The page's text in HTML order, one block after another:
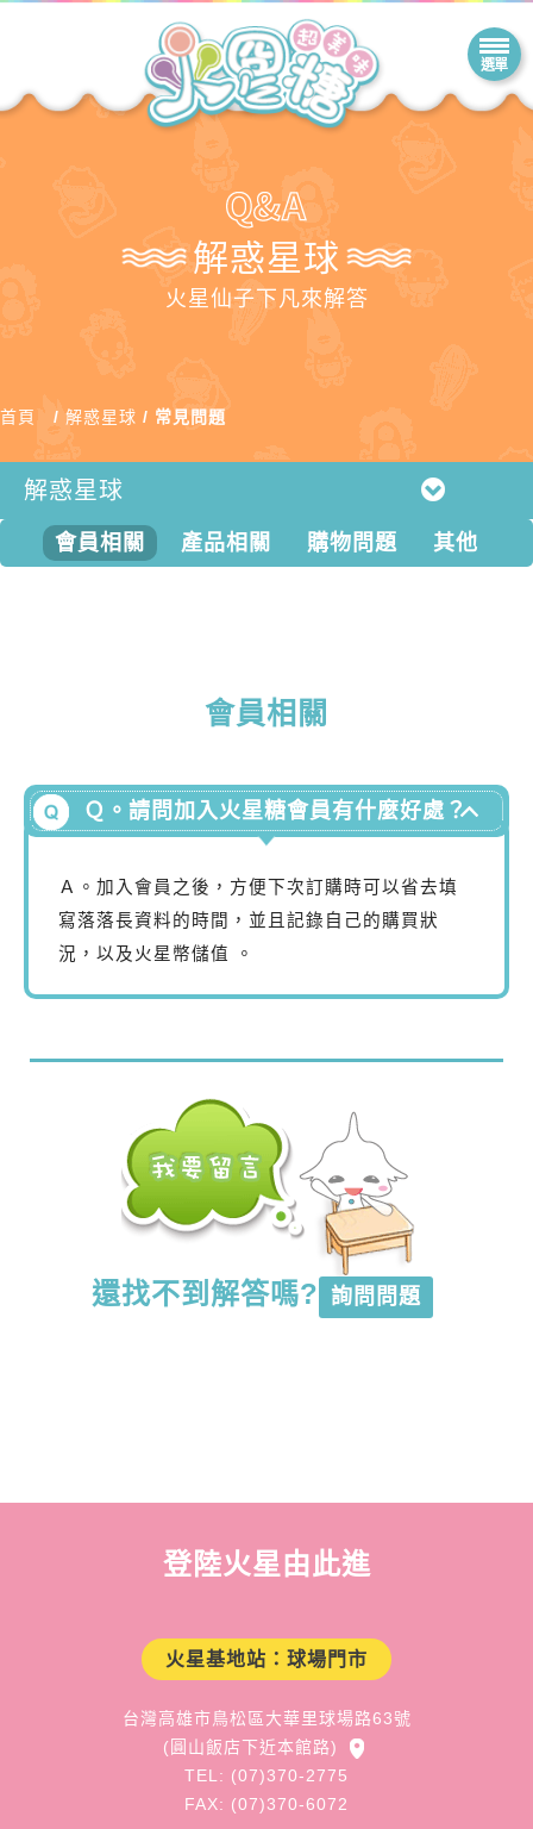
解惑星球
火星仙子下凡來解答
首頁 解惑星球 常見問題
解惑星球
會員相關 產品相關 購物問題 其他
會員相關
Ｑ。請問加入火星糖會員有什麼好處？
Ａ。 加入會員之後，方便下次訂購時可以省去填
寫落落長資料的時間，並且記錄自己的購買狀
況，以及火星幣儲值
。
還找不到解答嗎? 詢問問題
登陸火星由此進
火星基地站：球場門市
台灣高雄市鳥松區大華里球場路63號
(圓山飯店下近本館路)
TEL: (07)370-2775
FAX: (07)370-6072